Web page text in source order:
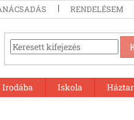
RENDELÉSEM
Irodába Iskola